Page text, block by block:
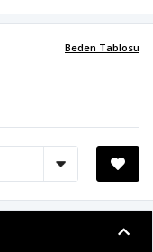
Beden Tablosu